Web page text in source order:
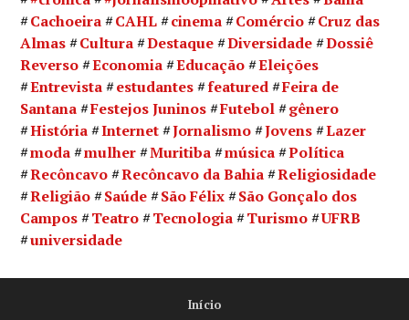
Cachoeira
CAHL cinema Comércio
Cruz das
Almas
Cultura Destaque Diversidade
Dossiê
Reverso
Economia Educação
Eleições
Entrevista
estudantes featured
Feira de
Santana
Festejos Juninos Futebol
gênero
História
Internet Jornalismo Jovens
Lazer
moda
mulher Muritiba música
Política
Recôncavo
Recôncavo da Bahia
Religiosidade
Religião
Saúde São Félix
São Gonçalo dos
Campos
Teatro Tecnologia Turismo
UFRB
universidade
Início